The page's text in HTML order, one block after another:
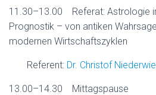
11.30–13.00 Referat: Astrologie
Prognostik – von antiken
modernen Wirtschaftszyklen
Referent: Dr. Christof
13.00–14.30 Mittagspause